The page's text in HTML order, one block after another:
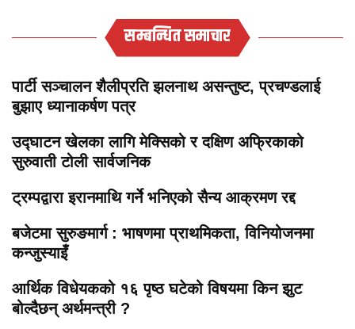
सम्बन्धित समाचार
पार्टी सञ्चालन शैलीप्रति झलनाथ असन्तुष्ट, प्रचण्डलाई
बुझाए ध्यानाकर्षण पत्र
उद्घाटन खेलका लागि मेक्सिको र दक्षिण अफ्रिकाको
सुरुवाती टोली सार्वजनिक
ट्रम्पद्वारा इरानमाथि गर्ने भनिएको सैन्य आक्रमण रद्द
बजेटमा सुरुङमार्ग : भाषणमा प्राथमिकता, विनियोजनमा
कन्जुस्याइँ
आर्थिक विधेयकको १६ पृष्ठ घटेको विषयमा किन झुट
बोल्दैछन् अर्थमन्त्री ?